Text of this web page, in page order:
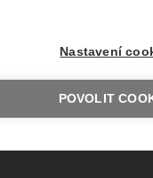
Nastavení
POVOLIT